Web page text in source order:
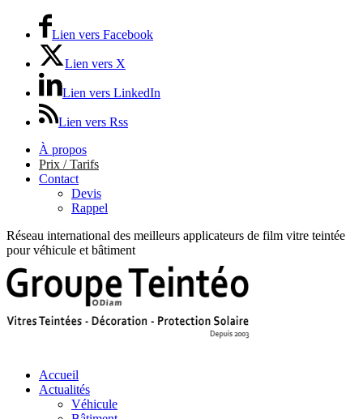
Lien vers Facebook
Lien vers X
Lien vers LinkedIn
Lien vers Rss
À propos
Prix / Tarifs
Contact
Devis
Rappel
Réseau international des meilleurs applicateurs de film vitre teintée
pour véhicule et bâtiment
Accueil
Actualités
Véhicule